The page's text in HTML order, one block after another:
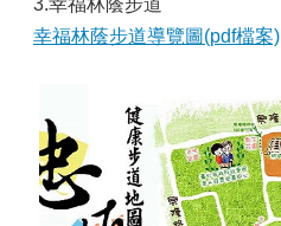
3.幸福林蔭步道
幸福林蔭步道導覽圖(pdf檔案)